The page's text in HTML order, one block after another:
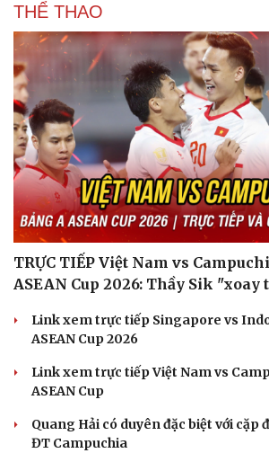
Du lịch
Tư vấn
Săn Tour
check-in
Câu
Đọc
Cửa sổ
Kể
Hạt
THỂ THAO
TRỰC TIẾP Việt Nam vs
ASEAN Cup 2026: Thầy Sik "xoay
Link xem trực tiếp Singapore vs
ASEAN Cup 2026
Link xem trực tiếp Việt Nam vs
ASEAN Cup
Quang Hải có duyên đặc biệt với cặp
ĐT Campuchia